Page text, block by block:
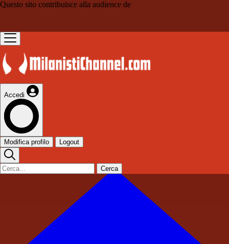
Questo sito contribuisce alla audience de
Accedi
Modifica profilo Logout
Cerca